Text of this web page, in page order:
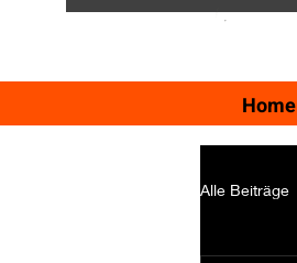
Home
Alle Beiträge